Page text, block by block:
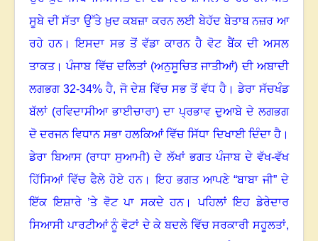
ਸੂਬੇ ਦੀ ਸੱਤਾ ਉੱਤੇ ਖ਼ੁਦ ਕਬਜ਼ਾ ਕਰਨ ਲਈ ਬੇਹੱਦ ਬੇਤਾਬ ਨਜ਼ਰ ਆ
ਰਹੇ ਹਨ। ਇਸਦਾ ਸਭ ਤੋਂ ਵੱਡਾ ਕਾਰਨ ਹੈ ਵੋਟ ਬੈਂਕ ਦੀ ਅਸਲ
ਤਾਕਤ। ਪੰਜਾਬ ਵਿੱਚ ਦਲਿਤਾਂ (ਅਨੁਸੂਚਿਤ ਜਾਤੀਆਂ) ਦੀ ਅਬਾਦੀ
ਲਗਭਗ32-34% ਹੈ,ਜੋ ਦੇਸ਼ ਵਿੱਚ ਸਭ ਤੋਂ ਵੱਧ ਹੈ। ਡੇਰਾ ਸੱਚਖੰਡ
ਬੱਲਾਂ (ਰਵਿਦਾਸੀਆ ਭਾਈਚਾਰਾ) ਦਾ ਪ੍ਰਭਾਵ ਦੁਆਬੇ ਦੇ ਲਗਭਗ
ਦੋ ਦਰਜਨ ਵਿਧਾਨ ਸਭਾ ਹਲਕਿਆਂ ਵਿੱਚ ਸਿੱਧਾ ਦਿਖਾਈ ਦਿੰਦਾ ਹੈ।
ਡੇਰਾ ਬਿਆਸ (ਰਾਧਾ ਸੁਆਮੀ) ਦੇ ਲੱਖਾਂ ਭਗਤ ਪੰਜਾਬ ਦੇ ਵੱਖ-ਵੱਖ
ਹਿੱਸਿਆਂ ਵਿੱਚ ਫੈਲੇ ਹੋਏ ਹਨ। ਇਹ ਭਗਤ ਆਪਣੇ “ਬਾਬਾ ਜੀ” ਦੇ
ਇੱਕ ਇਸ਼ਾਰੇ ’ਤੇ ਵੋਟ ਪਾ ਸਕਦੇ ਹਨ। ਪਹਿਲਾਂ ਇਹ ਡੇਰੇਦਾਰ
ਸਿਆਸੀ ਪਾਰਟੀਆਂ ਨੂੰ ਵੋਟਾਂ ਦੇ ਕੇ ਬਦਲੇ ਵਿੱਚ ਸਰਕਾਰੀ ਸਹੂਲਤਾਂ,